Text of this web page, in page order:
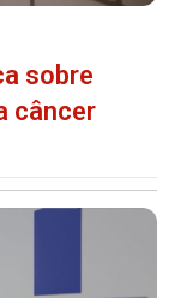
sobre
câncer